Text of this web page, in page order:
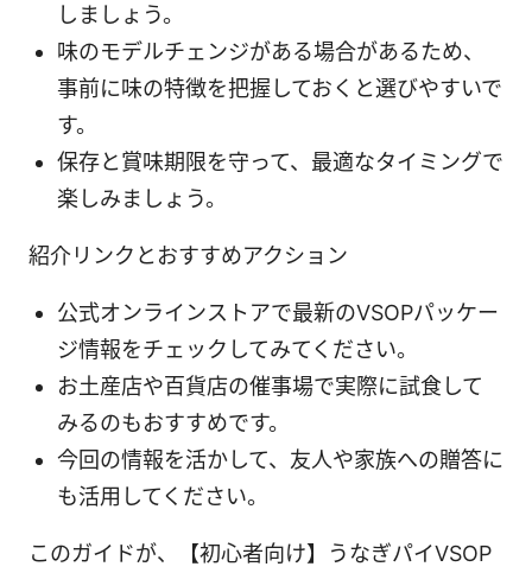
しましょう。
味のモデルチェンジがある場合があるため、
事前に味の特徴を把握しておくと選びやすいで
す。
保存と賞味期限を守って、最適なタイミングで
楽しみましょう。
紹介リンクとおすすめアクション
公式オンラインストアで最新のVSOPパッケー
ジ情報をチェックしてみてください。
お土産店や百貨店の催事場で実際に試食して
みるのもおすすめです。
今回の情報を活かして、友人や家族への贈答に
も活用してください。
このガイドが、【初心者向け】うなぎパイVSOP